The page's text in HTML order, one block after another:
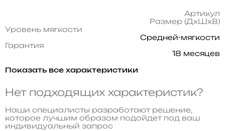
Артикул
Размер (ДхШхВ)
Уровень мягкости
Средней-мягкости
Гарантия
18 месяцев
Показать все характеристики
Нет подходящих характеристик?
Наши специалисты разработают решение,
которое лучшим образом подойдет под ваш
индивидуальный запрос